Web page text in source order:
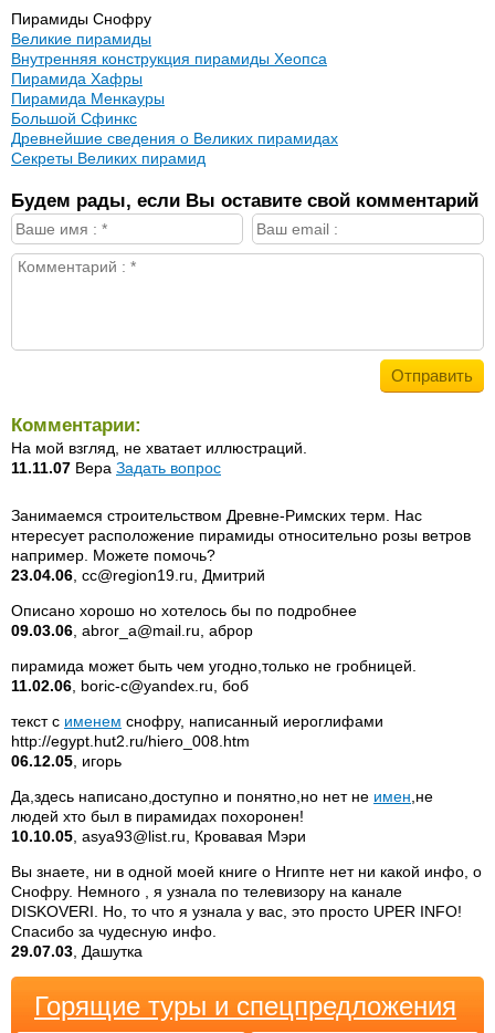
Пирамиды Снофру
Великие пирамиды
Внутренняя конструкция пирамиды Хеопса
Пирамида Хафры
Пирамида Менкауры
Большой Сфинкс
Древнейшие сведения о Великих пирамидах
Секреты Великих пирамид
Будем рады, если Вы оставите свой комментарий
Комментарии:
На мой взгляд, не хватает иллюстраций.
11.11.07 Вера Задать вопрос
Занимаемся строительством Древне-Римских терм. Нас
нтересует расположение пирамиды относительно розы ветров
например. Можете помочь?
23.04.06 , сс@region19.ru, Дмитрий
Описано хорошо но хотелось бы по подробнее
09.03.06 , abror_a@mail.ru, аброр
пирамида может быть чем угодно,только не гробницей.
11.02.06 , boric-c@yandex.ru, боб
текст с именем снофру, написанный иероглифами
http://egypt.hut2.ru/hiero_008.htm
06.12.05 , игорь
Да,здесь написано,доступно и понятно,но нет не имен ,не
людей хто был в пирамидах похоронен!
10.10.05 , asya93@list.ru, Кровавая Мэри
Вы знаете, ни в одной моей книге о Нгипте нет ни какой инфо, о
Снофру. Немного , я узнала по телевизору на канале
DISKOVERI. Но, то что я узнала у вас, это просто UPER INFO!
Спасибо за чудесную инфо.
29.07.03 , Дашутка
Горящие туры и спецпредложения